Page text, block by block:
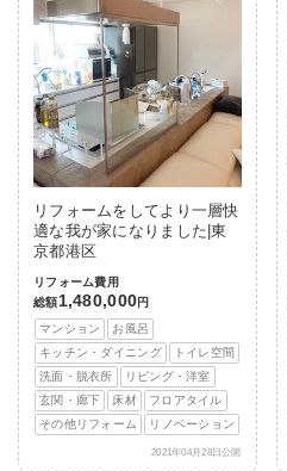
リフォームをしてより一層快
適な我が家になりました|東
京都港区
リフォーム費用
総額1,480,000円
マンション
お風呂
キッチン・ダイニング
トイレ空間
洗面・脱衣所
リビング・洋室
玄関・廊下
床材
フロアタイル
その他リフォーム
リノベーション
2021年04月28日公開